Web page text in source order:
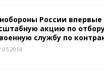
России впервые
акцию по
службу по